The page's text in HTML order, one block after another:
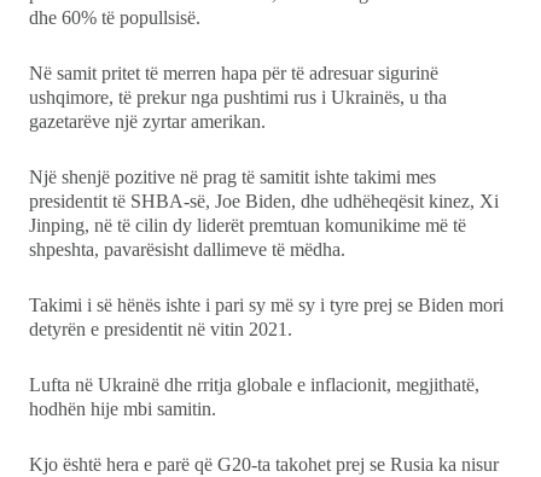
dhe 60% të popullsisë.
Në samit pritet të merren hapa për të adresuar sigurinë
ushqimore, të prekur nga pushtimi rus i Ukrainës, u tha
gazetarëve një zyrtar amerikan.
Një shenjë pozitive në prag të samitit ishte takimi mes
presidentit të SHBA-së, Joe Biden, dhe udhëheqësit kinez, Xi
Jinping, në të cilin dy liderët premtuan komunikime më të
shpeshta, pavarësisht dallimeve të mëdha.
Takimi i së hënës ishte i pari sy më sy i tyre prej se Biden mori
detyrën e presidentit në vitin 2021.
Lufta në Ukrainë dhe rritja globale e inflacionit, megjithatë,
hodhën hije mbi samitin.
Kjo është hera e parë që G20-ta takohet prej se Rusia ka nisur